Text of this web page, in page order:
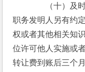
（十）及时
职务发明人另有约
权或者其他相关知
位许可他人实施或
转让费到账后三个